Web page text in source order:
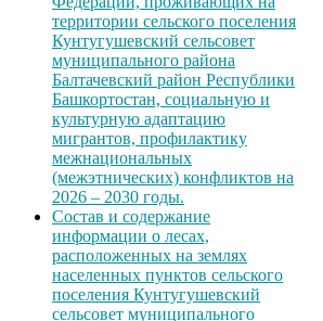
территории сельского поселения
Кунтугушевский сельсовет
муниципального района
Балтачевский район Республики
Башкортостан, социальную и
культурную адаптацию
мигрантов, профилактику
межнациональных
(межэтнических) конфликтов на
2026 – 2030 годы.
Состав и содержание
информации о лесах,
расположенных на землях
населенных пунктов сельского
поселения Кунтугушевский
сельсовет муниципального